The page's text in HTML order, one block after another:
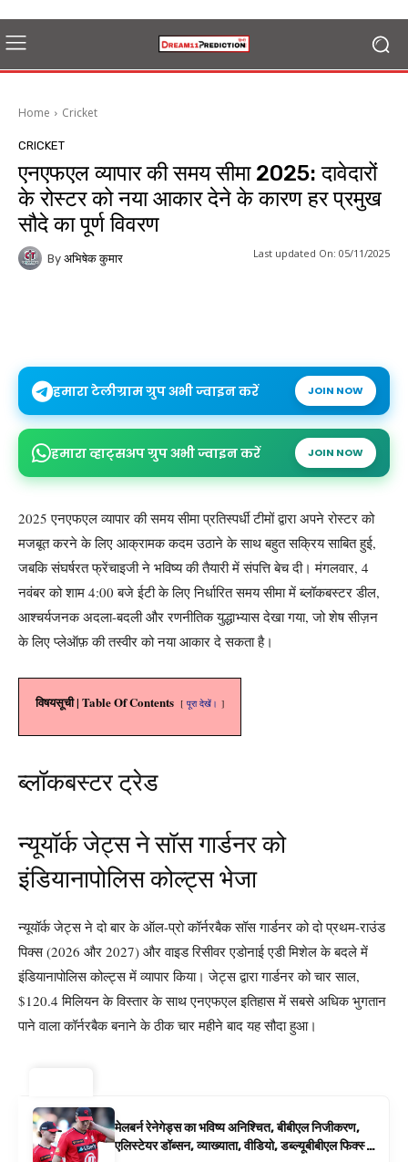
Home Cricket
CRICKET
एनएफएल व्यापार की समय सीमा 2025: दावेदारों
के रोस्टर को नया आकार देने के कारण हर प्रमुख
सौदे का पूर्ण विवरण
By अभिषेक कुमार Last updated On: 05/11/2025
हमारा टेलीग्राम ग्रुप अभी ज्वाइन करें JOIN NOW
हमारा व्हाट्सअप ग्रुप अभी ज्वाइन करें JOIN NOW
2025 एनएफएल व्यापार की समय सीमा प्रतिस्पर्धी टीमों द्वारा अपने रोस्टर को
मजबूत करने के लिए आक्रामक कदम उठाने के साथ बहुत सक्रिय साबित हुई,
जबकि संघर्षरत फ्रेंचाइजी ने भविष्य की तैयारी में संपत्ति बेच दी। मंगलवार, 4
नवंबर को शाम 4:00 बजे ईटी के लिए निर्धारित समय सीमा में ब्लॉकबस्टर डील,
आश्चर्यजनक अदला-बदली और रणनीतिक युद्धाभ्यास देखा गया, जो शेष सीज़न
के लिए प्लेऑफ़ की तस्वीर को नया आकार दे सकता है।
विषयसूची | Table Of Contents पूरा देखें।
ब्लॉकबस्टर ट्रेड
न्यूयॉर्क जेट्स ने सॉस गार्डनर को
इंडियानापोलिस कोल्ट्स भेजा
न्यूयॉर्क जेट्स ने दो बार के ऑल-प्रो कॉर्नरबैक सॉस गार्डनर को दो प्रथम-राउंड
पिक्स (2026 और 2027) और वाइड रिसीवर एडोनाई एडी मिशेल के बदले में
इंडियानापोलिस कोल्ट्स में व्यापार किया। जेट्स द्वारा गार्डनर को चार साल,
$120.4 मिलियन के विस्तार के साथ एनएफएल इतिहास में सबसे अधिक भुगतान
पाने वाला कॉर्नरबैक बनाने के ठीक चार महीने बाद यह सौदा हुआ।
मेलबर्न रेनेगेड्स का भविष्य अनिश्चित, बीबीएल निजीकरण,
एलिस्टेयर डॉब्सन, व्याख्याता, वीडियो, डब्ल्यूबीबीएल फिक्स्चर